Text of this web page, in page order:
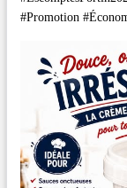
#Promotion